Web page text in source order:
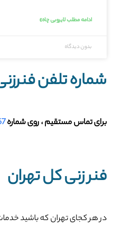
ادامه مطلب لایروبی چاه»
بدون دیدگاه
شماره تلفن
برای تماس مستقیم ، روی شماره
فنر زنی کل تهران
در هر کجای تهران که باشید